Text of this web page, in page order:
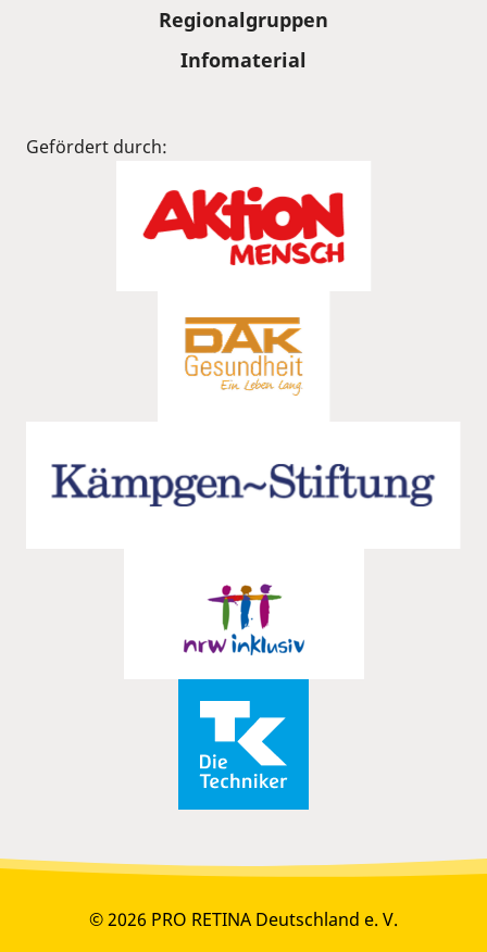
Regionalgruppen
Infomaterial
Gefördert durch:
© 2026 PRO RETINA Deutschland e. V.